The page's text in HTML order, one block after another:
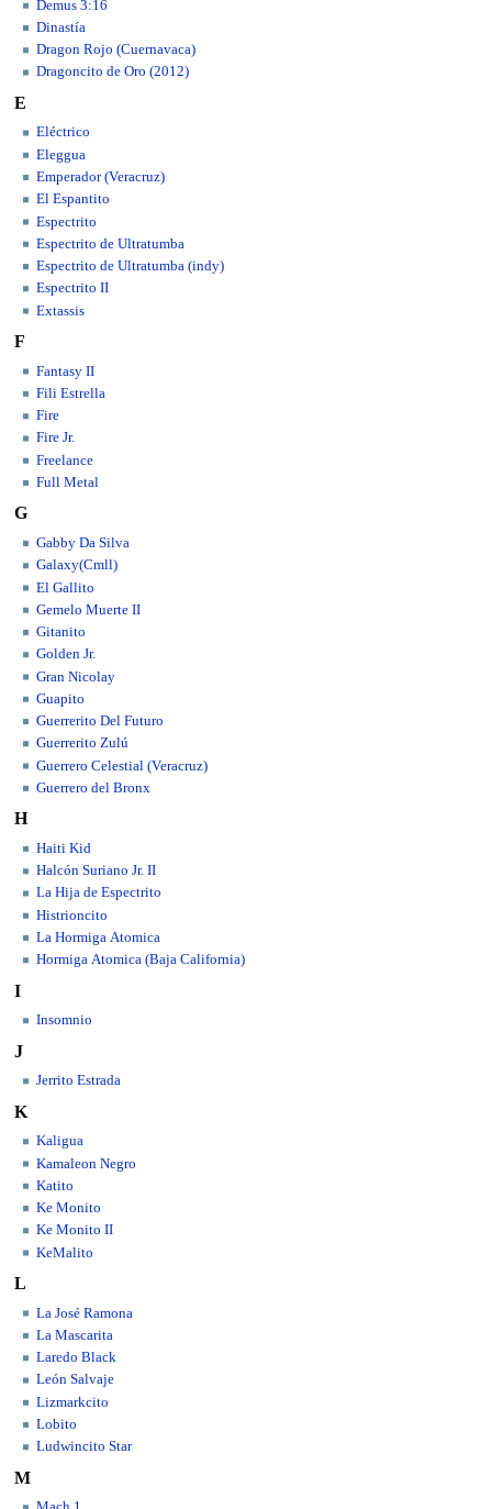
Demus 3:16
Dinastía
Dragon Rojo (Cuernavaca)
Dragoncito de Oro (2012)
E
Eléctrico
Eleggua
Emperador (Veracruz)
El Espantito
Espectrito
Espectrito de Ultratumba
Espectrito de Ultratumba (indy)
Espectrito II
Extassis
F
Fantasy II
Fili Estrella
Fire
Fire Jr.
Freelance
Full Metal
G
Gabby Da Silva
Galaxy(Cmll)
El Gallito
Gemelo Muerte II
Gitanito
Golden Jr.
Gran Nicolay
Guapito
Guerrerito Del Futuro
Guerrerito Zulú
Guerrero Celestial (Veracruz)
Guerrero del Bronx
H
Haiti Kid
Halcón Suriano Jr. II
La Hija de Espectrito
Histrioncito
La Hormiga Atomica
Hormiga Atomica (Baja California)
I
Insomnio
J
Jerrito Estrada
K
Kaligua
Kamaleon Negro
Katito
Ke Monito
Ke Monito II
KeMalito
L
La José Ramona
La Mascarita
Laredo Black
León Salvaje
Lizmarkcito
Lobito
Ludwincito Star
M